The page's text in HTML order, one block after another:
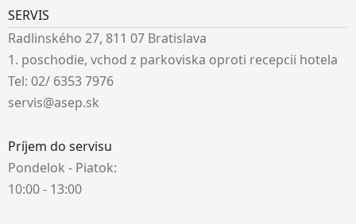
SERVIS
Radlinského 27, 811 07 Bratislava
1. poschodie, vchod z parkoviska oproti recepcii hotela
Tel: 02/ 6353 7976
servis@asep.sk
Príjem do servisu
Pondelok - Piatok:
10:00 - 13:00